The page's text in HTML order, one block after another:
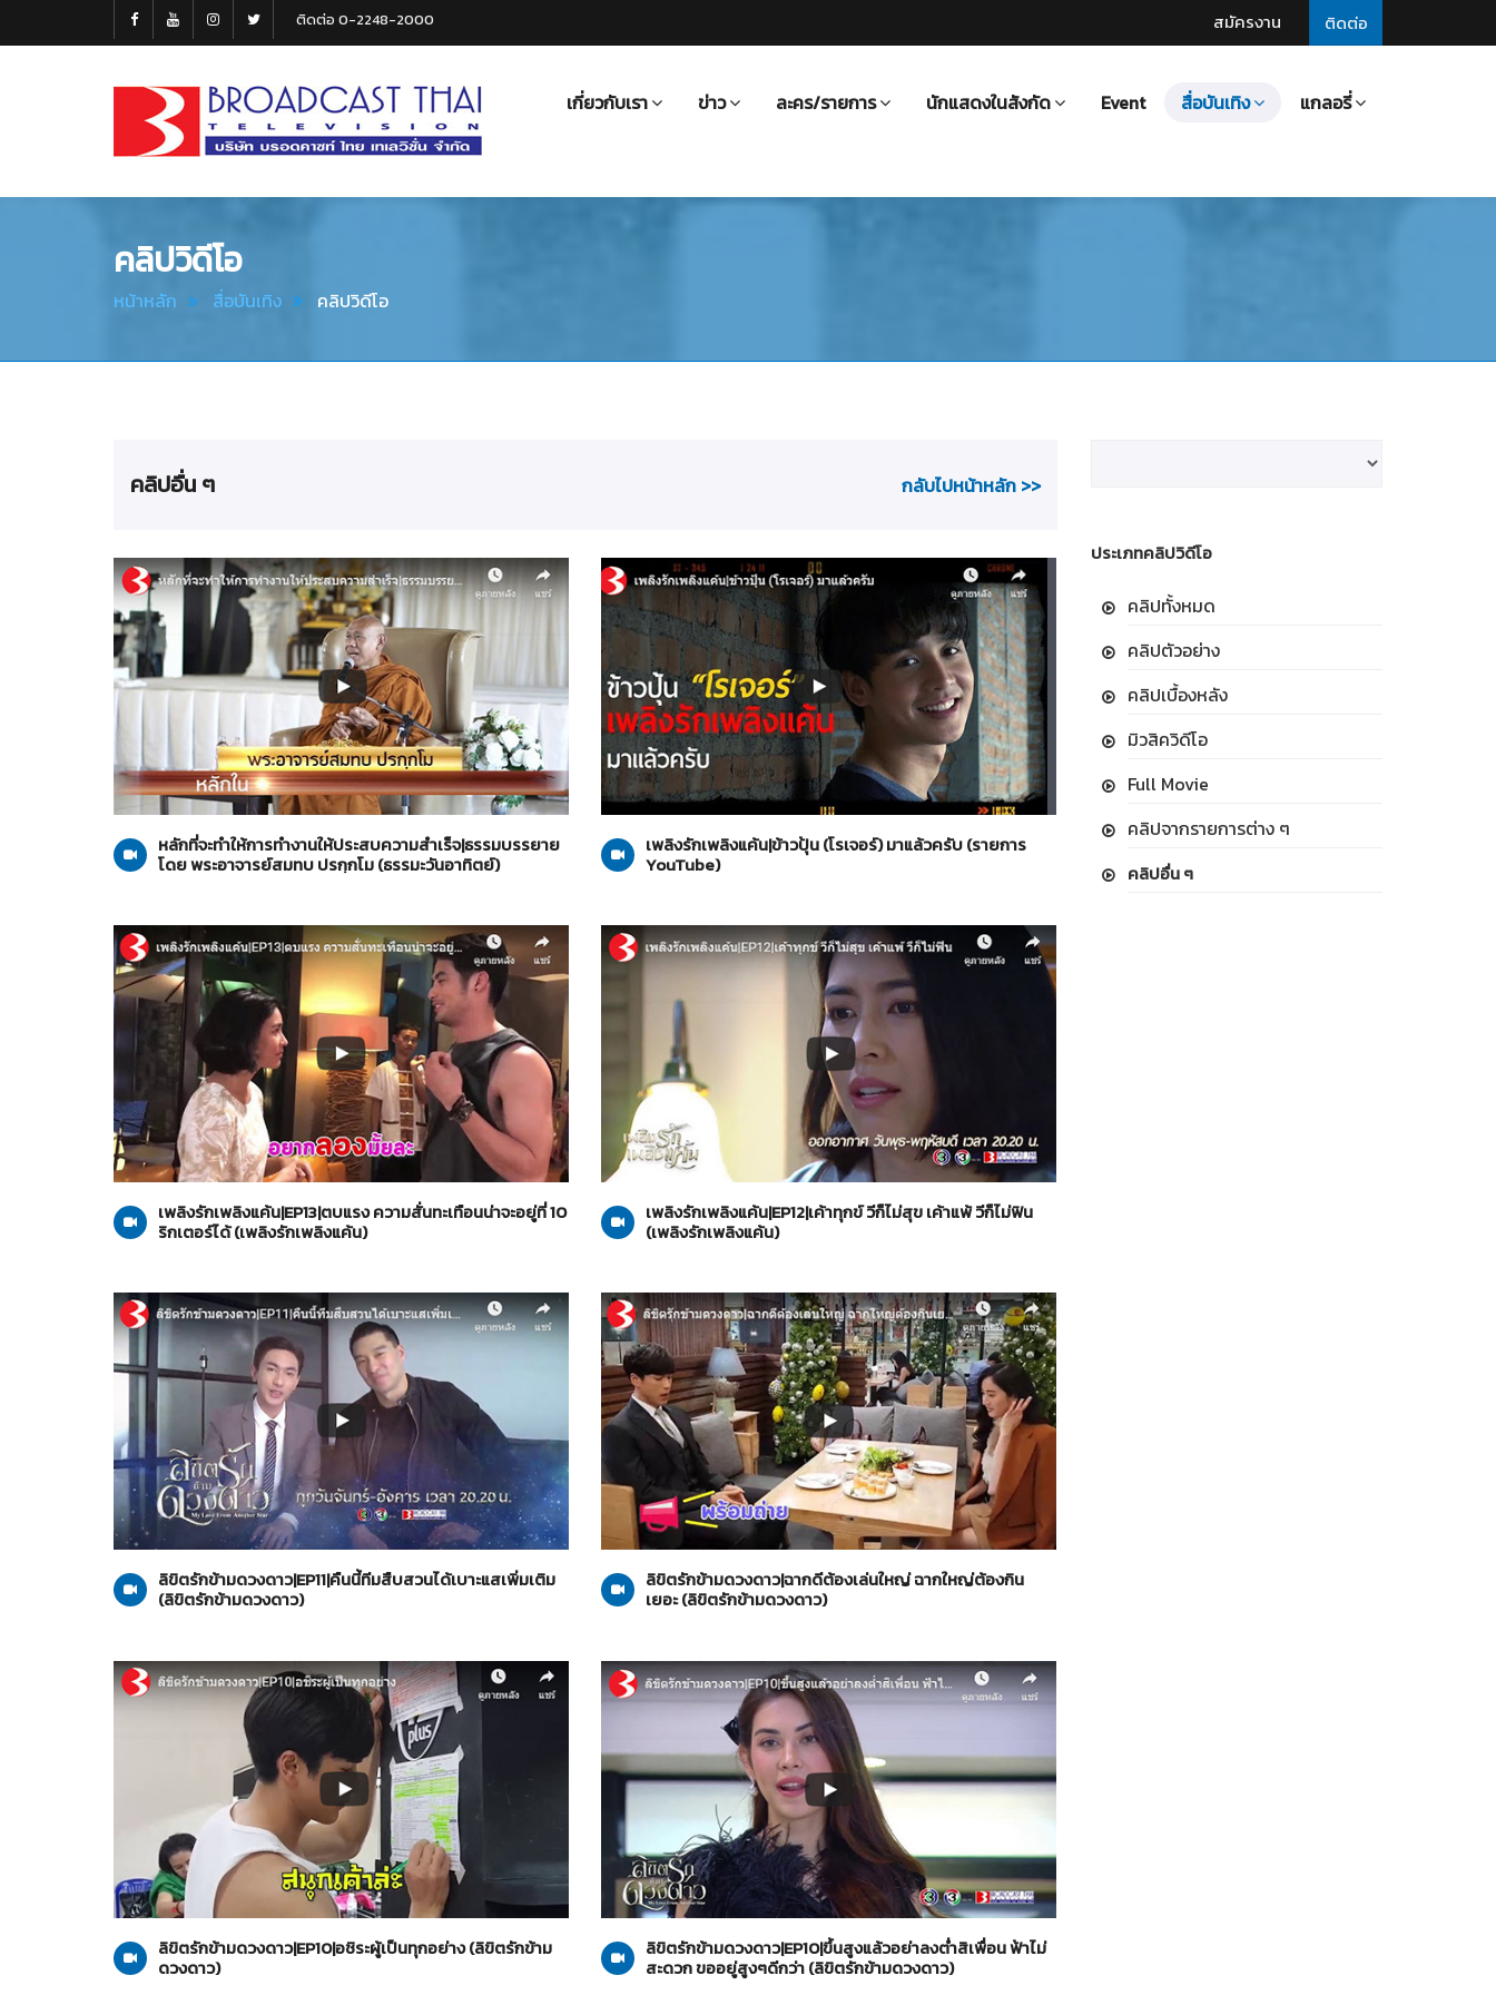
ติดต่อ
สมัครงาน
ติดต่อ 0-2248-2000
Thai
เกี่ยวกับเรา ข่าว ละคร/รายการ นักแสดงในสังกัด Event สื่อบันเทิง แกลอรี่
คลิปวิดีโอ
หน้าหลัก สื่อบันเทิง คลิปวิดีโอ
กลับไปหน้าหลัก >>
คลิปอื่น ๆ
27-10-2562
ธรรมะวันอาทิตย์
หลักที่จะทำให้การทำงานให้ประสบความสำเร็จ|ธรรมบรรยาย
โดย พระอาจารย์สมทบ ปรกฺกโม (ธรรมะวันอาทิตย์)
26-10-2562
รายการ YouTube
เพลิงรักเพลิงแค้น|ข้าวปุ้น (โรเจอร์) มาแล้วครับ (รายการ
YouTube)
26-10-2562
เพลิงรักเพลิงแค้น
เพลิงรักเพลิงแค้น|EP13|ตบแรง ความสั่นทะเทือนน่าจะอยู่ที่ 10
ริกเตอร์ได้ (เพลิงรักเพลิงแค้น)
23-10-2562
เพลิงรักเพลิงแค้น
เพลิงรักเพลิงแค้น|EP12|เค้าทุกข์ วีก็ไม่สุข เค้าแพ้ วีก็ไม่ฟิน
(เพลิงรักเพลิงแค้น)
23-10-2562
ลิขิตรักข้ามดวงดาว
ลิขิตรักข้ามดวงดาว|EP11|คืนนี้ทีมสืบสวนได้เบาะแสเพิ่มเติม
(ลิขิตรักข้ามดวงดาว)
23-10-2562
ลิขิตรักข้ามดวงดาว
ลิขิตรักข้ามดวงดาว|ฉากดีต้องเล่นใหญ่ ฉากใหญ่ต้องกิน
เยอะ (ลิขิตรักข้ามดวงดาว)
22-10-2562
ลิขิตรักข้ามดวงดาว
ลิขิตรักข้ามดวงดาว|EP10|อชิระผู้เป็นทุกอย่าง (ลิขิตรักข้าม
ดวงดาว)
22-10-2562
ลิขิตรักข้ามดวงดาว
ลิขิตรักข้ามดวงดาว|EP10|ขึ้นสูงแล้วอย่าลงต่ำสิเพื่อน ฟ้าไม่
สะดวก ขออยู่สูงๆดีกว่า (ลิขิตรักข้ามดวงดาว)
ประเภทคลิปวิดีโอ
คลิปทั้งหมด
คลิปตัวอย่าง
คลิปเบื้องหลัง
มิวสิควิดีโอ
Full Movie
คลิปจากรายการต่าง ๆ
คลิปอื่น ๆ